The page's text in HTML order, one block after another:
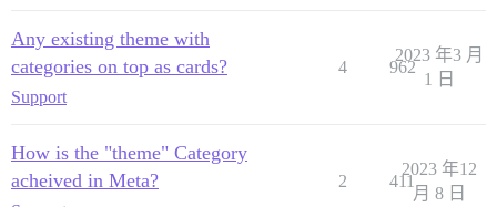
Any existing theme with
categories on top as cards?
Support
4 962
2023 年3 月
1 日
How is the "theme" Category
acheived in Meta?
2 411
2023 年12
月 8 日